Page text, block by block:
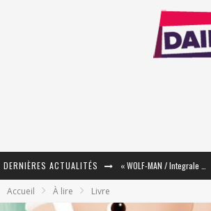
DERNIÈRES ACTUALITÉS
Accueil À lire Livre